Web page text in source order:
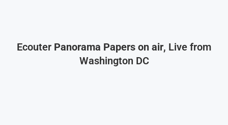
Ecouter Panorama Papers on air, Live from
Washington DC